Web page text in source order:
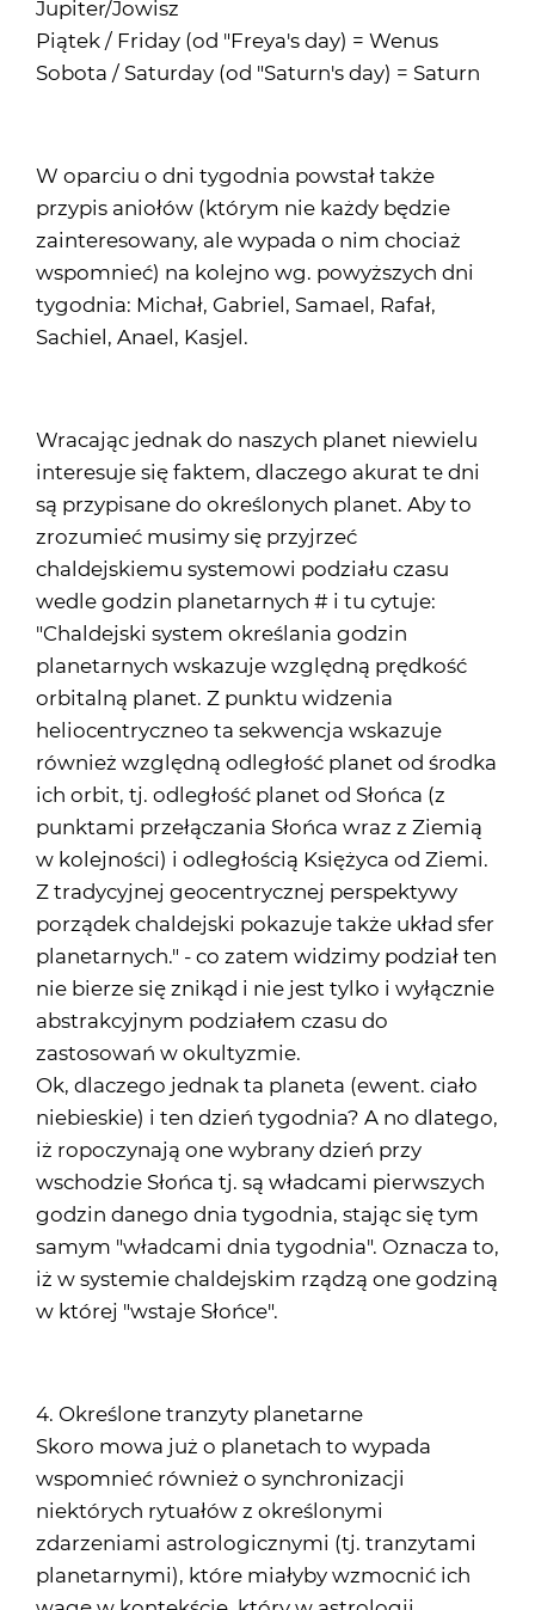
Jupiter/Jowisz
Piątek / Friday (od "Freya's day) = Wenus
Sobota / Saturday (od "Saturn's day) = Saturn
W oparciu o dni tygodnia powstał także
przypis aniołów (którym nie każdy będzie
zainteresowany, ale wypada o nim chociaż
wspomnieć) na kolejno wg. powyższych dni
tygodnia: Michał, Gabriel, Samael, Rafał,
Sachiel, Anael, Kasjel.
Wracając jednak do naszych planet niewielu
interesuje się faktem, dlaczego akurat te dni
są przypisane do określonych planet. Aby to
zrozumieć musimy się przyjrzeć
chaldejskiemu systemowi podziału czasu
wedle godzin planetarnych # i tu cytuje:
"Chaldejski system określania godzin
planetarnych wskazuje względną prędkość
orbitalną planet. Z punktu widzenia
heliocentryczneo ta sekwencja wskazuje
również względną odległość planet od środka
ich orbit, tj. odległość planet od Słońca (z
punktami przełączania Słońca wraz z Ziemią
w kolejności) i odległością Księżyca od Ziemi.
Z tradycyjnej geocentrycznej perspektywy
porządek chaldejski pokazuje także układ sfer
planetarnych." - co zatem widzimy podział ten
nie bierze się znikąd i nie jest tylko i wyłącznie
abstrakcyjnym podziałem czasu do
zastosowań w okultyzmie.
Ok, dlaczego jednak ta planeta (ewent. ciało
niebieskie) i ten dzień tygodnia? A no dlatego,
iż ropoczynają one wybrany dzień przy
wschodzie Słońca tj. są władcami pierwszych
godzin danego dnia tygodnia, stając się tym
samym "władcami dnia tygodnia". Oznacza to,
iż w systemie chaldejskim rządzą one godziną
w której "wstaje Słońce".
4. Określone tranzyty planetarne
Skoro mowa już o planetach to wypada
wspomnieć również o synchronizacji
niektórych rytuałów z określonymi
zdarzeniami astrologicznymi (tj. tranzytami
planetarnymi), które miałyby wzmocnić ich